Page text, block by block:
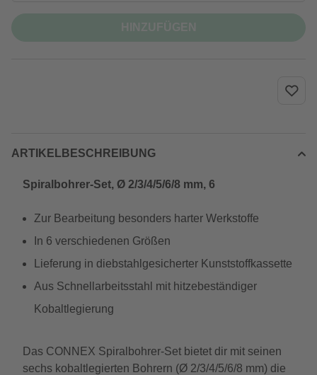
ARTIKELBESCHREIBUNG
Spiralbohrer-Set, Ø 2/3/4/5/6/8 mm, 6
Zur Bearbeitung besonders harter Werkstoffe
In 6 verschiedenen Größen
Lieferung in diebstahlgesicherter Kunststoffkassette
Aus Schnellarbeitsstahl mit hitzebeständiger
Kobaltlegierung
Das CONNEX Spiralbohrer-Set bietet dir mit seinen
sechs kobaltlegierten Bohrern (Ø 2/3/4/5/6/8 mm) die